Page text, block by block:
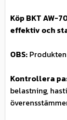
Köp BKT AW-
effektiv och
OBS:
Kontrollera
belastning,